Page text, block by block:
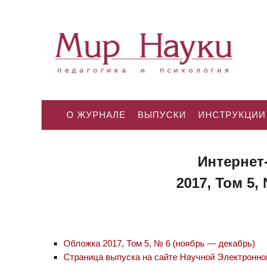
О ЖУРНАЛЕ ВЫПУСКИ
2017, Том
Обложка 2017, Том 5, № 6 (ноябрь — декабрь)
Страница выпуска на сайте Научной